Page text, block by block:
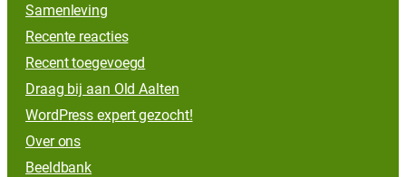
Samenleving
Recente reacties
Recent toegevoegd
Draag bij aan Old Aalten
WordPress expert gezocht!
Over ons
Beeldbank